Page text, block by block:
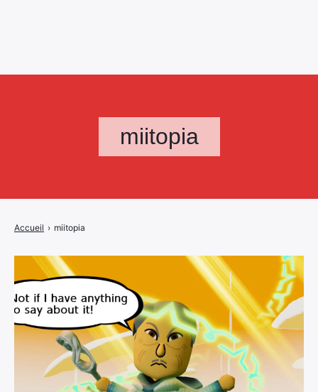
miitopia
Accueil › miitopia